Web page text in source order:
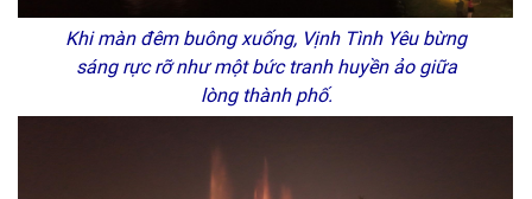
Khi màn đêm buông xuống, Vịnh Tình Yêu bừng
sáng rực rỡ như một bức tranh huyền ảo giữa
lòng thành phố.